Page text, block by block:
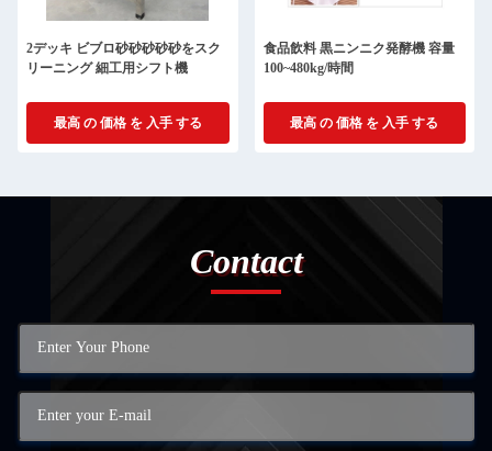
2デッキ ビブロ砂砂砂砂砂をスク
リーニング 細工用シフト機
最高 の 価格 を 入手 する
食品飲料 黒ニンニク発酵機 容量
100~480kg/時間
最高 の 価格 を 入手 する
Contact